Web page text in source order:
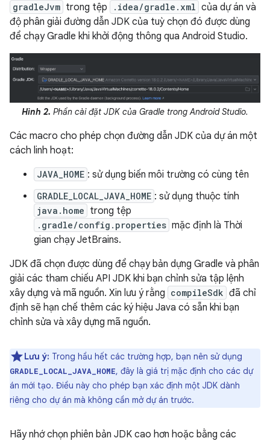
gradleJvm trong tệp .idea/gradle.xml của dự án và
độ phân giải đường dẫn JDK của tuỳ chọn đó được dùng
để chạy Gradle khi khởi động thông qua Android Studio.
Hình 2. Phần cài đặt JDK của Gradle trong Android Studio.
Các macro cho phép chọn đường dẫn JDK của dự án một
cách linh hoạt:
JAVA_HOME : sử dụng biến môi trường có cùng tên
GRADLE_LOCAL_JAVA_HOME : sử dụng thuộc tính
java.home trong tệp
.gradle/config.properties mặc định là Thời
gian chạy JetBrains.
JDK đã chọn được dùng để chạy bản dựng Gradle và phân
giải các tham chiếu API JDK khi bạn chỉnh sửa tập lệnh
xây dựng và mã nguồn. Xin lưu ý rằng compileSdk đã chỉ
định sẽ hạn chế thêm các ký hiệu Java có sẵn khi bạn
chỉnh sửa và xây dựng mã nguồn.
Lưu ý: Trong hầu hết các trường hợp, bạn nên sử dụng
GRADLE_LOCAL_JAVA_HOME, đây là giá trị mặc định cho các dự
án mới tạo. Điều này cho phép bạn xác định một JDK dành
riêng cho dự án mà không cần mở dự án trước.
Hãy nhớ chọn phiên bản JDK cao hơn hoặc bằng các